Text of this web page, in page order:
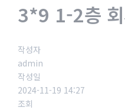
3*9 1-2층 회
작성자
admin
작성일
2024-11-19 14:27
조회